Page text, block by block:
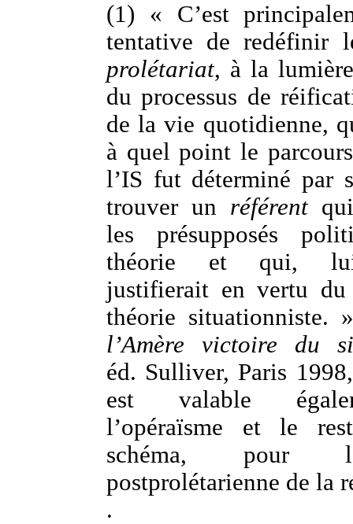
(1) « C’est
tentative de redéfinir
prolétariat, à la
du processus de
de la vie quotidienne,
à quel point le
l’IS fut déterminé par
trouver un référent
les présupposés
théorie et qui,
justifierait en vertu
théorie situationniste.
l’Amère victoire du
éd. Sulliver, Paris
est valable
l’opéraïsme et le
schéma, pour
postprolétarienne de la
.